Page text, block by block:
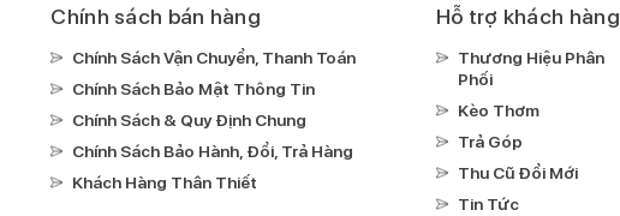
Chính sách bán hàng
Chính Sách Vận Chuyển, Thanh Toán
Chính Sách Bảo Mật Thông Tin
Chính Sách & Quy Định Chung
Chính Sách Bảo Hành, Đổi, Trả Hàng
Khách Hàng Thân Thiết
Hỗ trợ khách hàng
Thương Hiệu Phân
Phối
Kèo Thơm
Trả Góp
Thu Cũ Đổi Mới
Tin Tức